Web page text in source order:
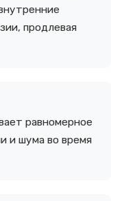
продлевая
равномерное
и шума во время